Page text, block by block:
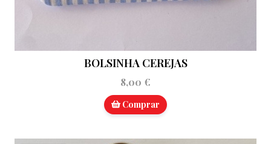
BOLSINHA CEREJAS
8,00 €
Comprar